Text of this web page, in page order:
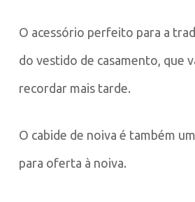
O acessório perfeito para a
do vestido de casamento, que
recordar mais tarde.
O cabide de noiva é também
para oferta à noiva.